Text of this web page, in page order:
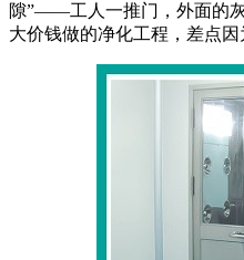
隙”——工人一推门，外面的
大价钱做的净化工程，差点因